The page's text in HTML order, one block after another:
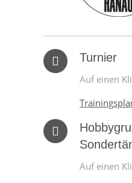
Turnier
Auf einen
Auf einen